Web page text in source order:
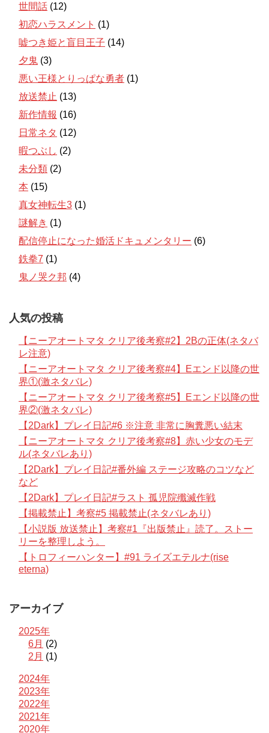
世間話 (12)
初恋ハラスメント (1)
嘘つき姫と盲目王子 (14)
夕鬼 (3)
悪い王様とりっぱな勇者 (1)
放送禁止 (13)
新作情報 (16)
日常ネタ (12)
暇つぶし (2)
未分類 (2)
本 (15)
真女神転生3 (1)
謎解き (1)
配信停止になった婚活ドキュメンタリー (6)
鉄拳7 (1)
鬼ノ哭ク邦 (4)
人気の投稿
【ニーアオートマタ クリア後考察#2】2Bの正体(ネタバ
レ注意)
【ニーアオートマタ クリア後考察#4】Eエンド以降の世
界①(激ネタバレ)
【ニーアオートマタ クリア後考察#5】Eエンド以降の世
界②(激ネタバレ)
【2Dark】プレイ日記#6 ※注意 非常に胸糞悪い結末
【ニーアオートマタ クリア後考察#8】赤い少女のモデ
ル(ネタバレあり)
【2Dark】プレイ日記#番外編 ステージ攻略のコツなど
など
【2Dark】プレイ日記#ラスト 孤児院殲滅作戦
【掲載禁止】考察#5 掲載禁止(ネタバレあり)
【小説版 放送禁止】考察#1『出版禁止』読了。ストー
リーを整理しよう。
【トロフィーハンター】#91 ライズエテルナ(rise
eterna)
アーカイブ
2025年
6月 (2)
2月 (1)
2024年
2023年
2022年
2021年
2020年